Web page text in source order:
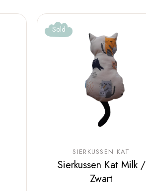
Sold
SIERKUSSEN KAT
Sierkussen Kat Milk /
Zwart